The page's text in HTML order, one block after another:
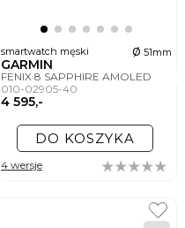
smartwatch męski ø 51mm
GARMIN
FENIX 8 SAPPHIRE AMOLED
010-02905-40
4 595,-
DO KOSZYKA
4 wersje